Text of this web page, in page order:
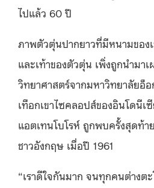
ไปแล้ว 60 ปี
ภาพตัวตุ่นปากยาวที่มีหนามของ
และเท้าของตัวตุ่น เพิ่งถูกนำมา
วิทยาศาสตร์จากมหาวิทยาลัยอ็
เทือกเขาไซคลอปส์ของอินโดนีเ
แอตเทนโบโรห์ ถูกพบครั้งสุดท้า
ชาวอังกฤษ เมื่อปี 1961
“เราดีใจกันมาก จนทุกคนต่างต